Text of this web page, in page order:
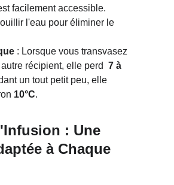
facilement accessible.
l'eau pour éliminer le
: Lorsque vous transvasez
récipient, elle perd 7 à
un tout petit peu, elle
10°C.
: Une
à Chaque